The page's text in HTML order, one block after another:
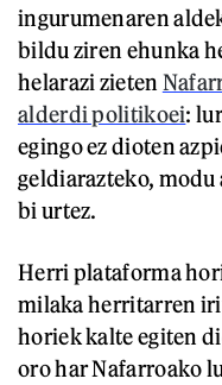
ingurumenaren
bildu ziren ehunka
helarazi zieten
alderdi politikoei:
egingo ez dioten
geldiarazteko, modu
bi urtez.
Herri plataforma
milaka herritarren
horiek kalte egiten
oro har Nafarroako